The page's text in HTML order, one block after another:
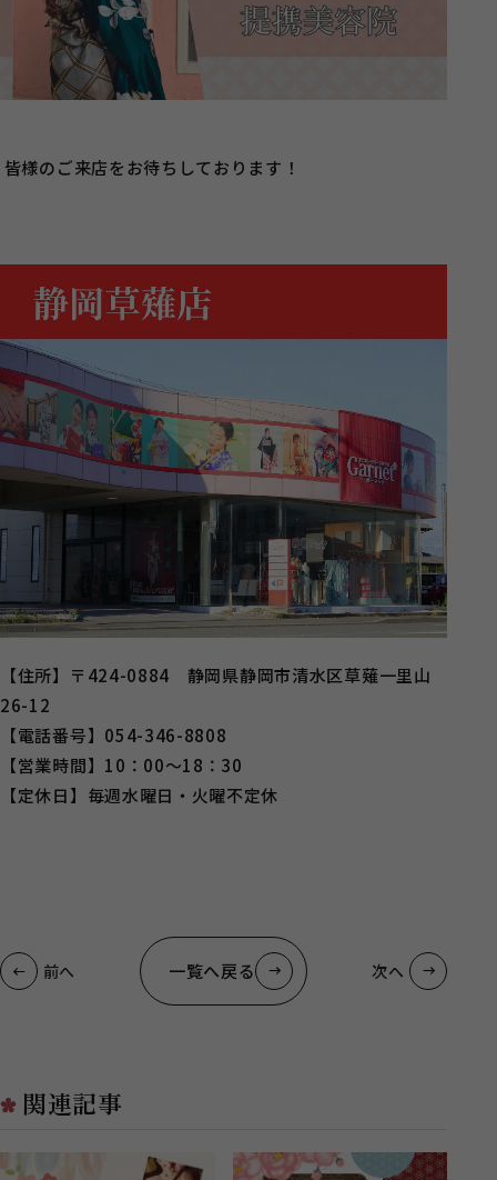
皆様のご来店をお待ちしております！
【住所】〒424-0884 静岡県静岡市清水区草薙一里山
26-12
【電話番号】054-346-8808
【営業時間】10：00～18：30
【定休日】毎週水曜日・火曜不定休
前へ 一覧へ戻る 次へ
関連記事